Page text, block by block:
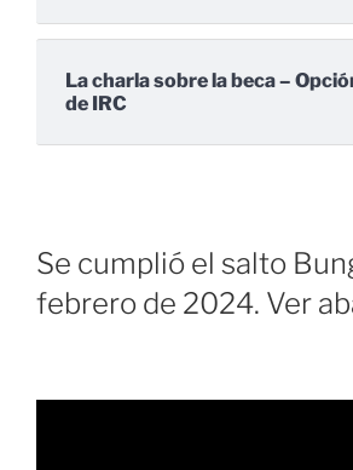
La charla sobre la beca –
de IRC
Se cumplió el salto
febrero de 2024. Ver